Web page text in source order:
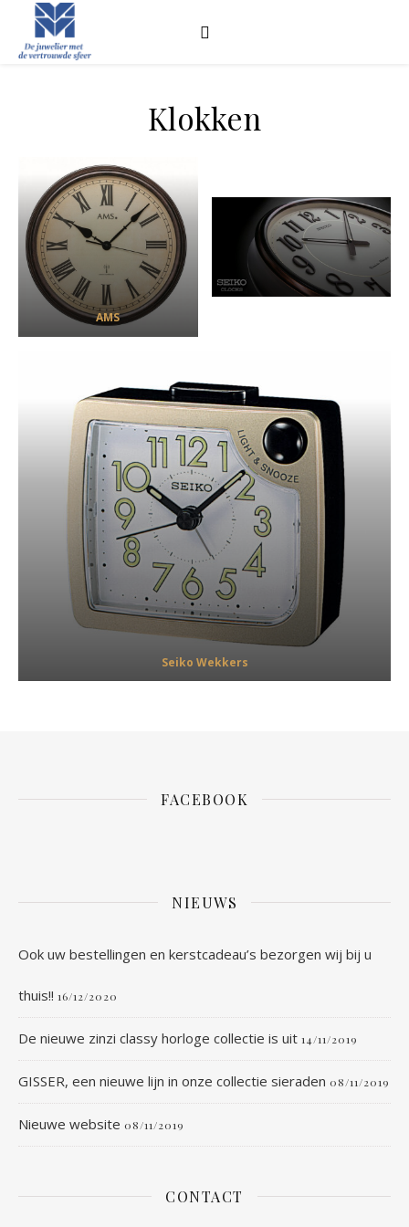
Klokken
AMS
Seiko Wekkers
FACEBOOK
NIEUWS
Ook uw bestellingen en kerstcadeau’s bezorgen wij bij u
thuis!! 16/12/2020
De nieuwe zinzi classy horloge collectie is uit 14/11/2019
GISSER, een nieuwe lijn in onze collectie sieraden 08/11/2019
Nieuwe website 08/11/2019
CONTACT